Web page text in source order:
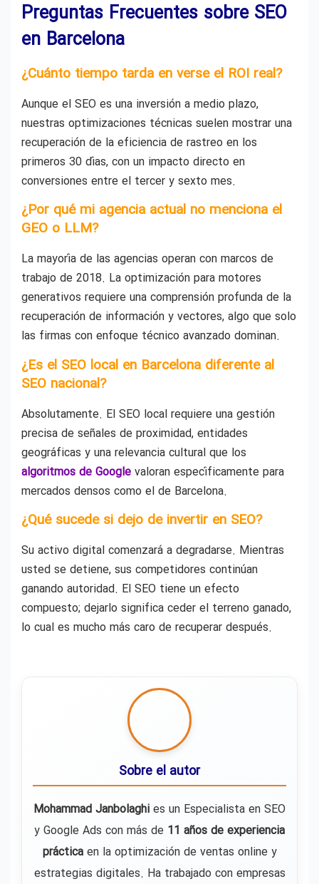
Preguntas Frecuentes sobre SEO
en Barcelona
¿Cuánto tiempo tarda en verse el ROI real?
Aunque el SEO es una inversión a medio plazo,
nuestras optimizaciones técnicas suelen mostrar una
recuperación de la eficiencia de rastreo en los
primeros 30 días, con un impacto directo en
conversiones entre el tercer y sexto mes.
¿Por qué mi agencia actual no menciona el
GEO o LLM?
La mayoría de las agencias operan con marcos de
trabajo de 2018. La optimización para motores
generativos requiere una comprensión profunda de la
recuperación de información y vectores, algo que solo
las firmas con enfoque técnico avanzado dominan.
¿Es el SEO local en Barcelona diferente al
SEO nacional?
Absolutamente. El SEO local requiere una gestión
precisa de señales de proximidad, entidades
geográficas y una relevancia cultural que los
algoritmos de Google valoran específicamente para
mercados densos como el de Barcelona.
¿Qué sucede si dejo de invertir en SEO?
Su activo digital comenzará a degradarse. Mientras
usted se detiene, sus competidores continúan
ganando autoridad. El SEO tiene un efecto
compuesto; dejarlo significa ceder el terreno ganado,
lo cual es mucho más caro de recuperar después.
Sobre el autor
Mohammad Janbolaghi es un Especialista en SEO
y Google Ads con más de 11 años de experiencia
prácticaen la optimización de ventas online y
estrategias digitales. Ha trabajado con empresas